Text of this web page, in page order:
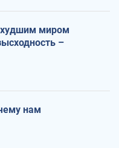
миром
–
нам